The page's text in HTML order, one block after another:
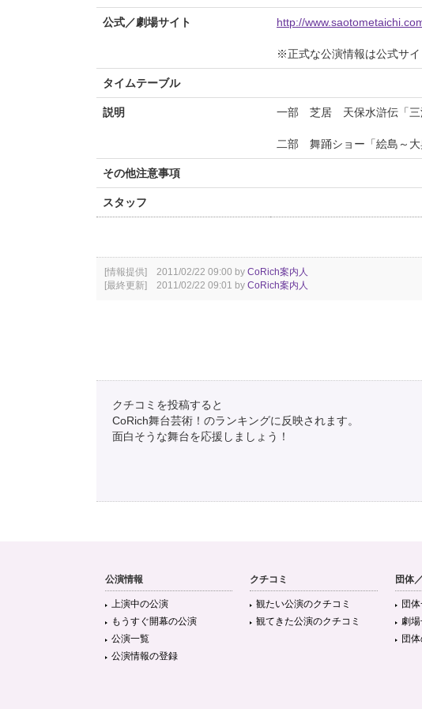
公式／劇場サイト http://
※正式な公演情報は公式サイ
タイムテーブル
説明 一部 芝居 天保水滸伝「三
二部 舞踊ショー「絵島～
その他注意事項
スタッフ
[情報提供] 2011/02/22 09:00 by CoRich案内人
[最終更新] 2011/02/22 09:01 by CoRich案内人
クチコミを投稿すると
CoRich舞台芸術！のランキングに反映されます。
面白そうな舞台を応援しましょう！
公演情報
上演中の公演
もうすぐ開幕の公演
公演一覧
公演情報の登録
クチコミ
観たい公演のクチコミ
観てきた公演のクチコミ
団体
団
劇
団